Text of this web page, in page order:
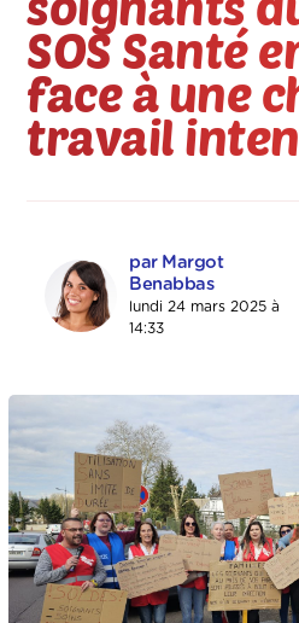
SOS Santé
face à une
travail
par Margot
Benabbas
lundi 24 mars 2025 à
14:33